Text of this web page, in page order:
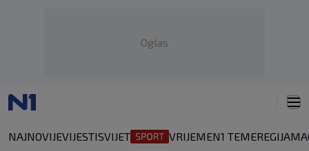
Oglas
NAJNOVIJEVIJESTISVIJET VRIJEMEN1 TEMEREGIJA